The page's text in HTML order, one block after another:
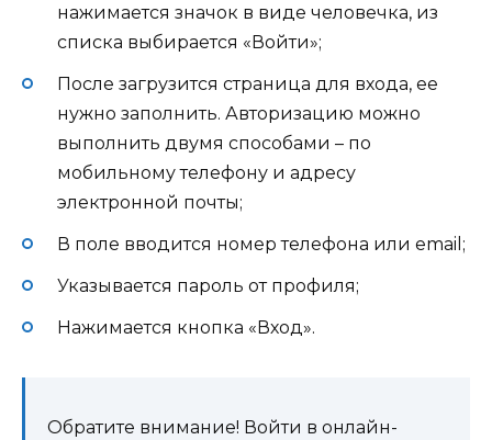
нажимается значок в виде человечка, из
списка выбирается «Войти»;
После загрузится страница для входа, ее
нужно заполнить. Авторизацию можно
выполнить двумя способами – по
мобильному телефону и адресу
электронной почты;
В поле вводится номер телефона или email;
Указывается пароль от профиля;
Нажимается кнопка «Вход».
Обратите внимание! Войти в онлайн-